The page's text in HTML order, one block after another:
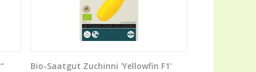
Bio-Saatgut Zuchinni 'Yellowfin F1'